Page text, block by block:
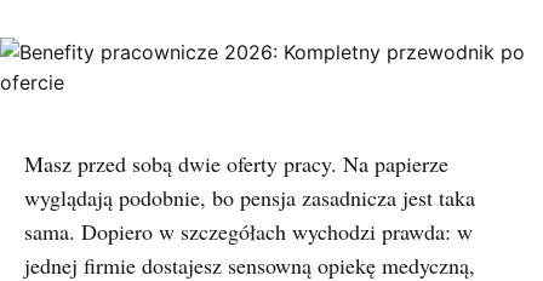
Masz przed sobą dwie oferty pracy. Na papierze
wyglądają podobnie, bo pensja zasadnicza jest taka
sama. Dopiero w szczegółach wychodzi prawda: w
jednej firmie dostajesz sensowną opiekę medyczną,